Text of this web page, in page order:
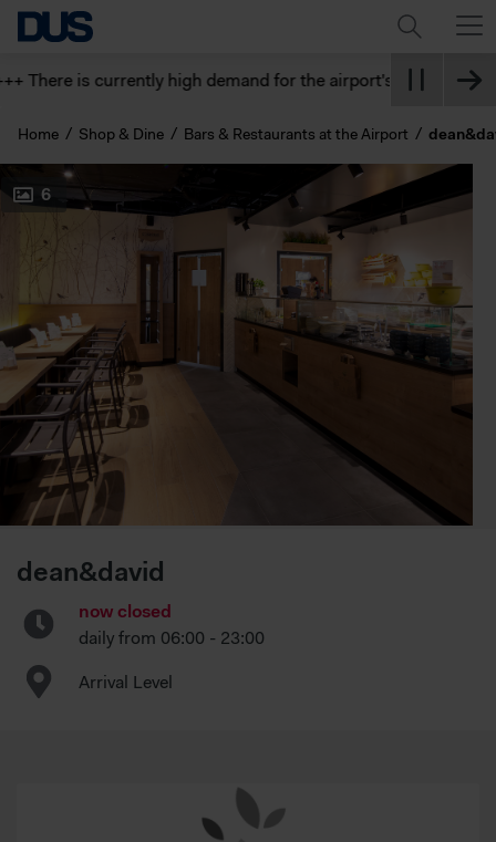
There is currently high demand for the airport's parking
Home Shop & Dine Bars & Restaurants at the Airport
6
dean&david
now closed
daily from 06:00 - 23:00
Arrival Level